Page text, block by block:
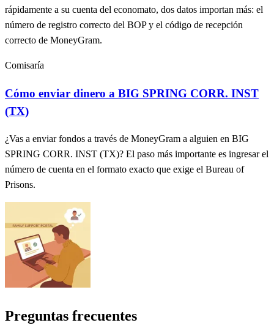
rápidamente a su cuenta del economato, dos datos importan más: el
número de registro correcto del BOP y el código de recepción
correcto de MoneyGram.
Comisaría
Cómo enviar dinero a BIG SPRING CORR. INST
(TX)
¿Vas a enviar fondos a través de MoneyGram a alguien en BIG
SPRING CORR. INST (TX)? El paso más importante es ingresar el
número de cuenta en el formato exacto que exige el Bureau of
Prisons.
Preguntas frecuentes